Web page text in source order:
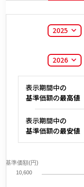
2025
2026
表示期間中の
基準価額の最高値
表示期間中の
基準価額の最安値
基準価額(円)
10,600